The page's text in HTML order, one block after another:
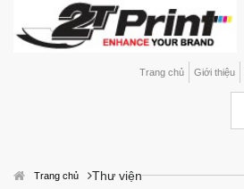
Trang chủ Giới thiệu
Trang chủ Thư viện